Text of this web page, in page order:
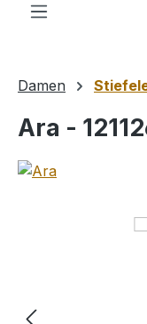
Damen
Ara -
Bildergalerie